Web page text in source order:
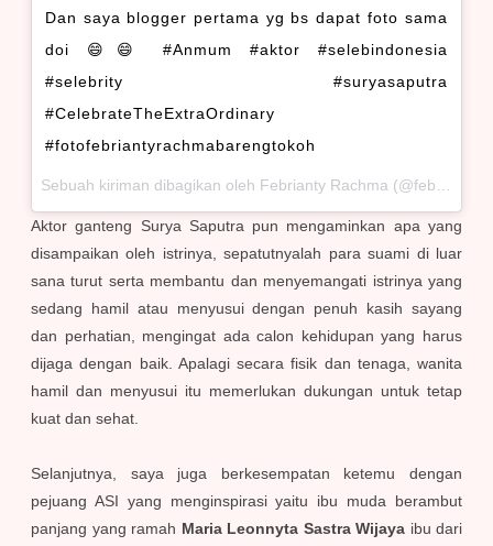
Dan saya blogger pertama yg bs dapat foto sama
doi 😄😄 #Anmum #aktor #selebindonesia
#selebrity #suryasaputra
#CelebrateTheExtraOrdinary
#fotofebriantyrachmabarengtokoh
Sebuah kiriman dibagikan oleh Febrianty Rachma (@febriantyrachma) pada
Aktor ganteng Surya Saputra pun mengaminkan apa yang
disampaikan oleh istrinya, sepatutnyalah para suami di luar
sana turut serta membantu dan menyemangati istrinya yang
sedang hamil atau menyusui dengan penuh kasih sayang
dan perhatian, mengingat ada calon kehidupan yang harus
dijaga dengan baik. Apalagi secara fisik dan tenaga, wanita
hamil dan menyusui itu memerlukan dukungan untuk tetap
kuat dan sehat.
Selanjutnya, saya juga berkesempatan ketemu dengan
pejuang ASI yang menginspirasi yaitu ibu muda berambut
panjang yang ramah Maria Leonnyta Sastra Wijaya ibu dari